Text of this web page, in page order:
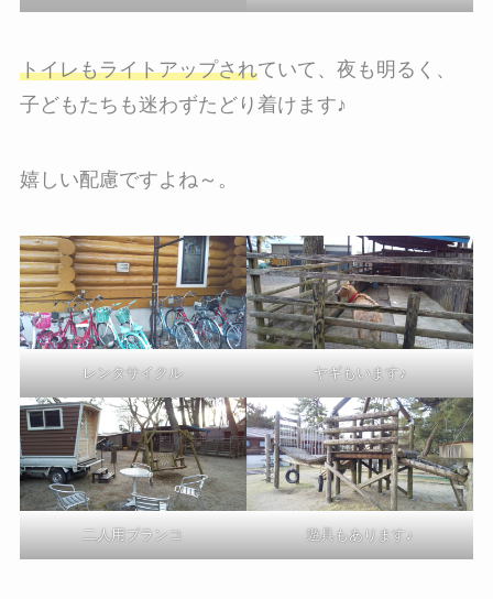
トイレもライトアップされていて、夜も明るく、
子どもたちも迷わずたどり着けます♪
嬉しい配慮ですよね～。
レンタサイクル ヤギもいます♪
二人用ブランコ 遊具もあります♪